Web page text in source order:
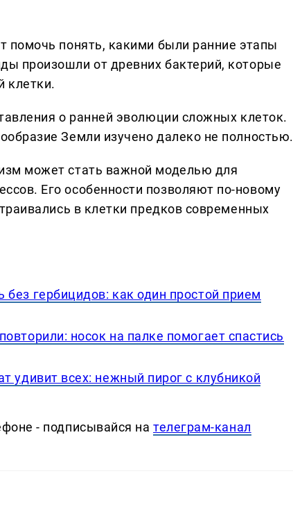
помочь понять, какими были ранние этапы
произошли от древних бактерий, которые
клетки.
о ранней эволюции сложных клеток.
Земли изучено далеко не полностью.
может стать важной моделью для
Его особенности позволяют по-новому
в клетки предков современных
гербицидов: как один простой прием
носок на палке помогает спастись
удивит всех: нежный пирог с клубникой
- подписывайся нателеграм-канал